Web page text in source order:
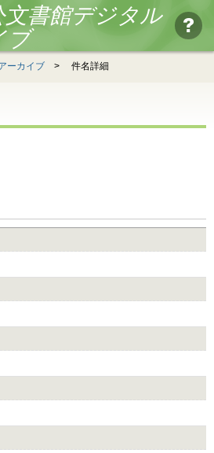
文書館デジタル
ブ
ーカイブ > 件名詳細